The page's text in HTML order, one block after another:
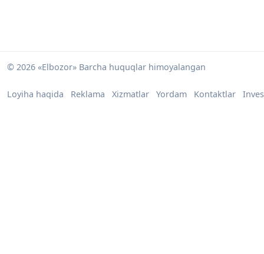
© 2026 «Elbozor» Barcha huquqlar himoyalangan
Loyiha haqida Reklama Xizmatlar Yordam Kontaktlar